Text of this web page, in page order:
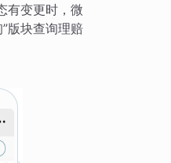
有变更时，微
版块查询理赔